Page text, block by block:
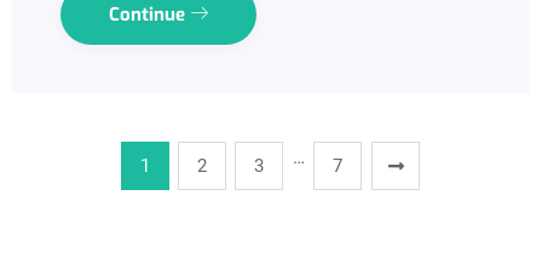
Continue
1 2 3 … 7